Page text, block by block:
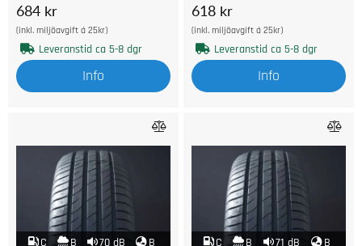
684 kr
(inkl. miljöavgift á 25kr)
Leveranstid ca 5-8 dgr
Info
618 kr
(inkl. miljöavgift á 25kr)
Leveranstid ca 5-8 dgr
Info
C B 70 dB B C B 71 dB B